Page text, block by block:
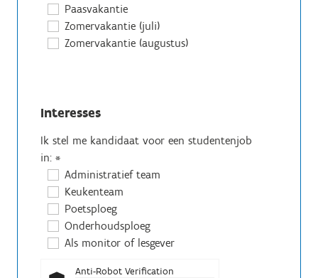
Paasvakantie
Zomervakantie (juli)
Zomervakantie (augustus)
Interesses
Ik stel me kandidaat voor een studentenjob
in: *
Administratief team
Keukenteam
Poetsploeg
Onderhoudsploeg
Als monitor of lesgever
Anti-Robot Verification